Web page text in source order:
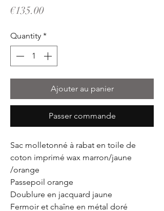
€135.00Price
Quantity *
Ajouter au panier
Passer commande
Sac molletonné à rabat en toile de
coton imprimé wax marron/jaune
/orange
Passepoil orange
Doublure en jacquard jaune
Fermoir et chaîne en métal doré